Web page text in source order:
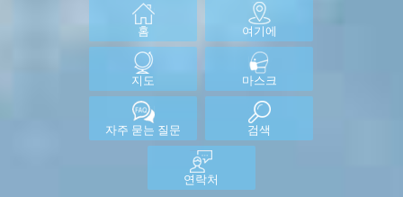
홈 여기에
지도 마스크
자주 묻는 질문 검색
연락처